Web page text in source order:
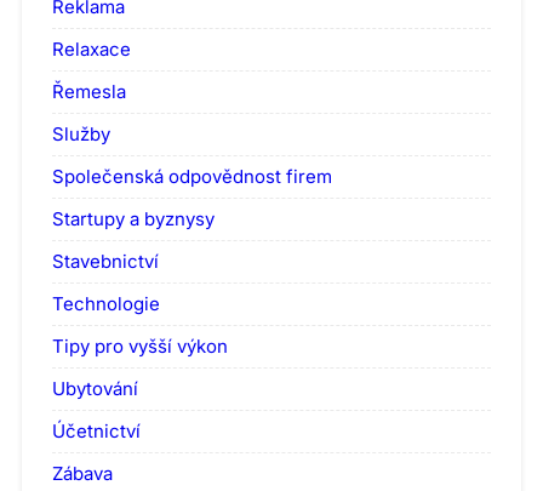
Reklama
Relaxace
Řemesla
Služby
Společenská odpovědnost firem
Startupy a byznysy
Stavebnictví
Technologie
Tipy pro vyšší výkon
Ubytování
Účetnictví
Zábava